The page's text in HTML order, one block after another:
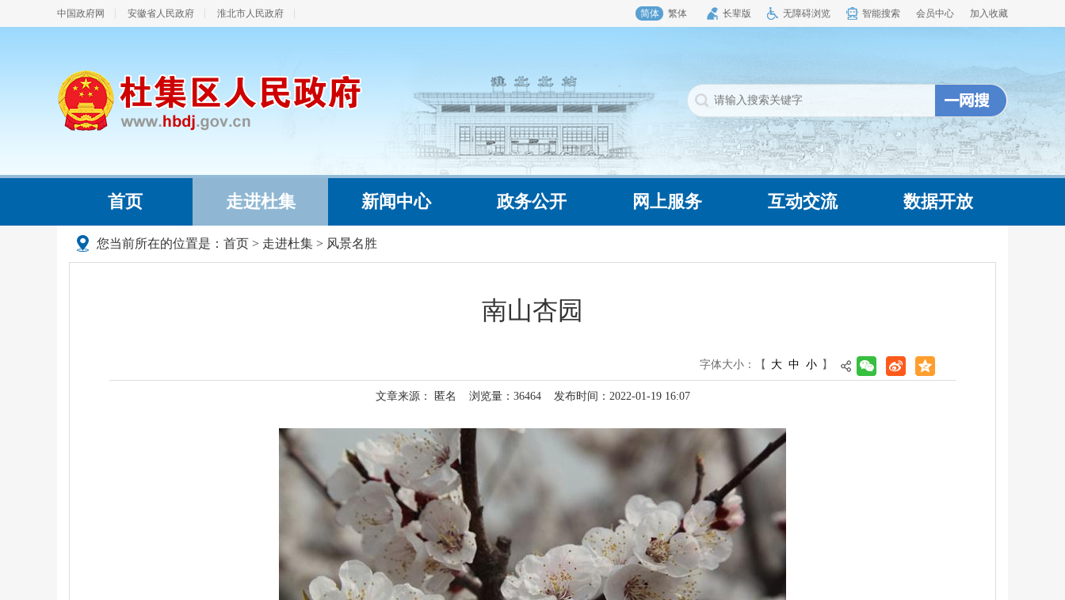
中国政府网 安徽省人民政府 淮北市人民政府 简体 繁体 长辈版 无障碍浏览 智能搜索 会员中心 加入收藏
首页 走进杜集 新闻中心 政务公开 网上服务 互动交流 数据开放
您当前所在的位置是： 首页 > 走进杜集 > 风景名胜
南山杏园
字体大小： 【 大 中 小 】
文章来源： 匿名 浏览量： 36464 发布时间：2022-01-19 16:07